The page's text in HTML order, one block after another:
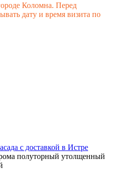
Коломна. Перед
дату и время визита по
с доставкой в Истре
полуторный утолщенный